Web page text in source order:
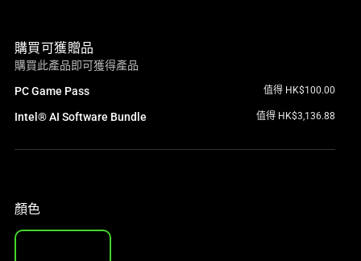
buttons
to
change
image
購買可獲贈品
購買此產品即可獲得產品
PC Game Pass
值得 HK$100.00
Intel® AI Software Bundle 值得 HK$3,136.88
顏色